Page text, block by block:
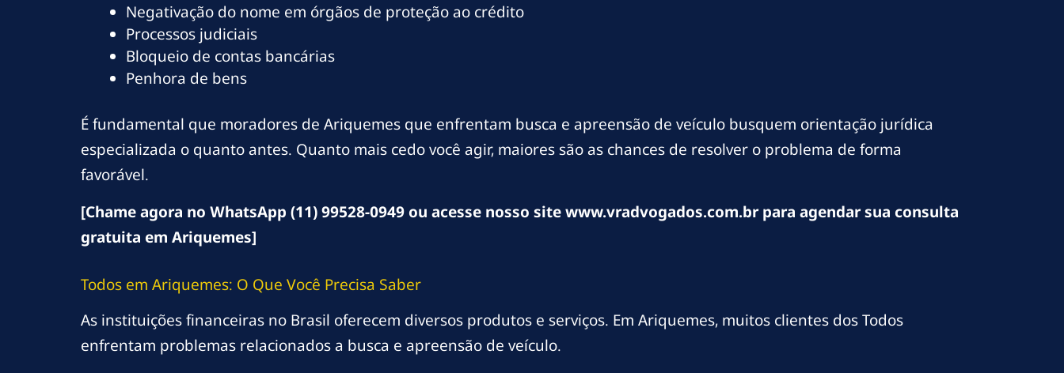
Negativação do nome em órgãos de proteção ao crédito
Processos judiciais
Bloqueio de contas bancárias
Penhora de bens
É fundamental que moradores de Ariquemes que enfrentam busca e apreensão de veículo busquem orientação jurídica
especializada o quanto antes. Quanto mais cedo você agir, maiores são as chances de resolver o problema de forma
favorável.
[Chame agora no WhatsApp (11) 99528-0949 ou acesse nosso site www.vradvogados.com.br para agendar sua consulta
gratuita em Ariquemes]
Todos em Ariquemes: O Que Você Precisa Saber
As instituições financeiras no Brasil oferecem diversos produtos e serviços. Em Ariquemes, muitos clientes dos Todos
enfrentam problemas relacionados a busca e apreensão de veículo.